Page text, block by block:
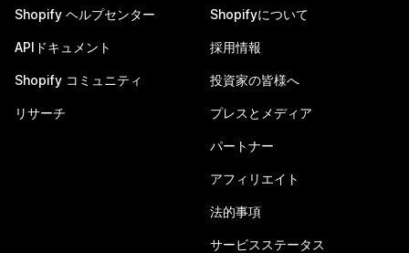
Shopify ヘルプセンター
APIドキュメント
Shopify コミュニティ
リサーチ
Shopifyについて
採用情報
投資家の皆様へ
プレスとメディア
パートナー
アフィリエイト
法的事項
サービスステータス